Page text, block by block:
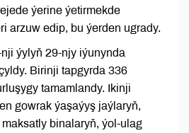
ýerine ýetirmekde
arzuw edip, bu ýerden ugrady.
ýylyň 29-njy iýunynda
Birinji tapgyrda 336
tamamlandy. Ikinji
gowrak ýaşaýyş jaýlaryň,
binalaryň, ýol-ulag